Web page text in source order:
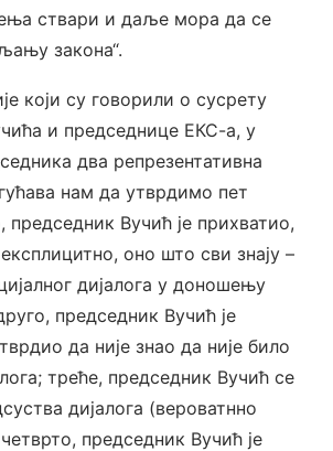
ствари и даље мора да се
закона“.
који су говорили о сусрету
и председнице ЕКС-а, у
два репрезентативна
нам да утврдимо пет
Вучић је прихватио,
оно што сви знају –
дијалога у доношењу
председник Вучић је
да није знао да није било
треће, председник Вучић се
дијалога (вероватнно
председник Вучић је